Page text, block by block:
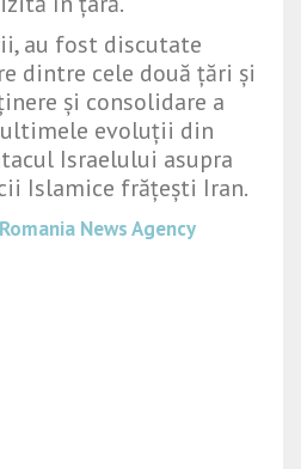
au fost discutate
dintre cele două țări și
și consolidare a
ultimele evoluții din
Israelului asupra
Islamice frățești Iran.
Romania News Agency